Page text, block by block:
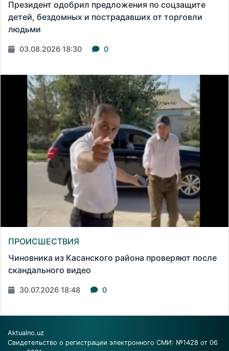
Президент одобрил предложения по соцзащите
детей, бездомных и пострадавших от торговли
людьми
03.08.2026 18:30 0
ПРОИСШЕСТВИЯ
Чиновника из Касанского района проверяют после
скандального видео
30.07.2026 18:48 0
Aktualno.uz
Свидетельство о регистрации электронного СМИ: №1428 от 06